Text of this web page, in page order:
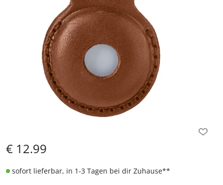
€ 12.99
sofort lieferbar, in 1-3 Tagen bei dir Zuhause**